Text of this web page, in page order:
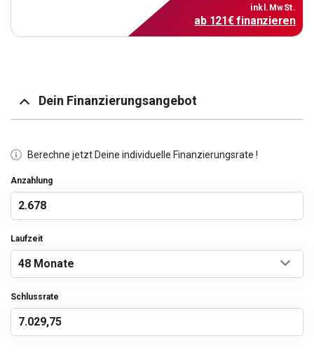
inkl.MwSt.
ab 121€finanzieren
Dein Finanzierungsangebot
Berechne jetzt Deine individuelle Finanzierungsrate !
Anzahlung
Laufzeit
Schlussrate